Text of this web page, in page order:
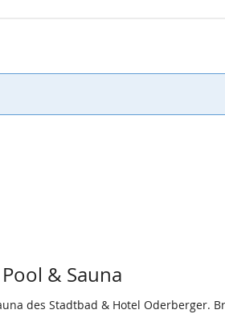
& Sauna
des Stadtbad & Hotel Oderberger.